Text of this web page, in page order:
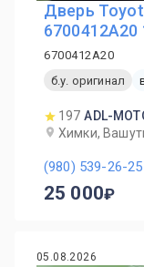
Дверь
6700412A20
6700412A20
б.у. оригинал
197 ADL-
Химки,
(980) 539-26-25
25 000
05.08.2026